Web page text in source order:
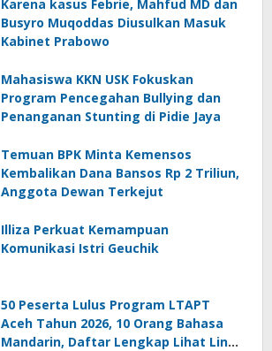
Karena kasus Febrie, Mahfud MD dan
Busyro Muqoddas Diusulkan Masuk
Kabinet Prabowo
Mahasiswa KKN USK Fokuskan
Program Pencegahan Bullying dan
Penanganan Stunting di Pidie Jaya
Temuan BPK Minta Kemensos
Kembalikan Dana Bansos Rp 2 Triliun,
Anggota Dewan Terkejut
Illiza Perkuat Kemampuan
Komunikasi Istri Geuchik
50 Peserta Lulus Program LTAPT
Aceh Tahun 2026, 10 Orang Bahasa
Mandarin, Daftar Lengkap Lihat Link